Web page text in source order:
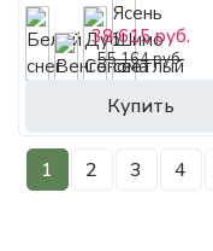
Купить
38 615 руб.
55 164 руб.
1 2 3 4